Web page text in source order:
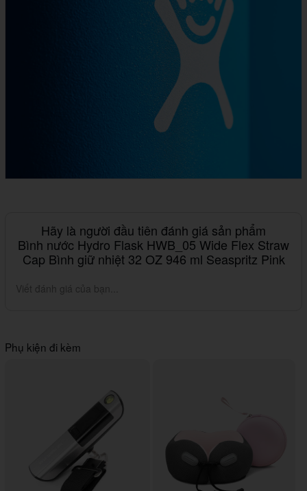
Hãy là người đầu tiên đánh giá sản phẩm
Bình nước Hydro Flask HWB_05 Wide Flex Straw
Cap Bình giữ nhiệt 32 OZ 946 ml Seaspritz Pink
Viết đánh giá của bạn...
Phụ kiện đi kèm